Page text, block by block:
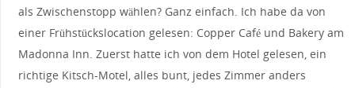
als Zwischenstopp wählen? Ganz einfach. Ich habe da von
einer Frühstückslocation gelesen: Copper Café und Bakery am
Madonna Inn. Zuerst hatte ich von dem Hotel gelesen, ein
richtige Kitsch-Motel, alles bunt, jedes Zimmer anders